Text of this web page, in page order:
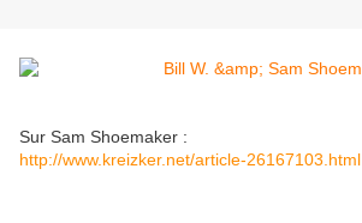
Sur Sam Shoemaker :
http://www.kreizker.net/article-26167103.html